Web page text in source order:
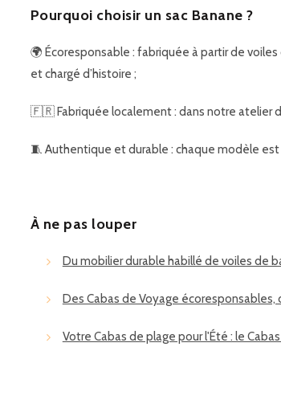
Pourquoi choisir un sac Banane ?
🌍 Écoresponsable : fabriquée à partir de
et chargé d’histoire ;
🇫🇷Fabriquée localement: dans notre atelier
🧵 Authentique et durable : chaque modèle
À ne pas louper
Du mobilier durable habillé de voiles de
Des Cabas de Voyage
Votre Cabas de plage pour l'Été : le